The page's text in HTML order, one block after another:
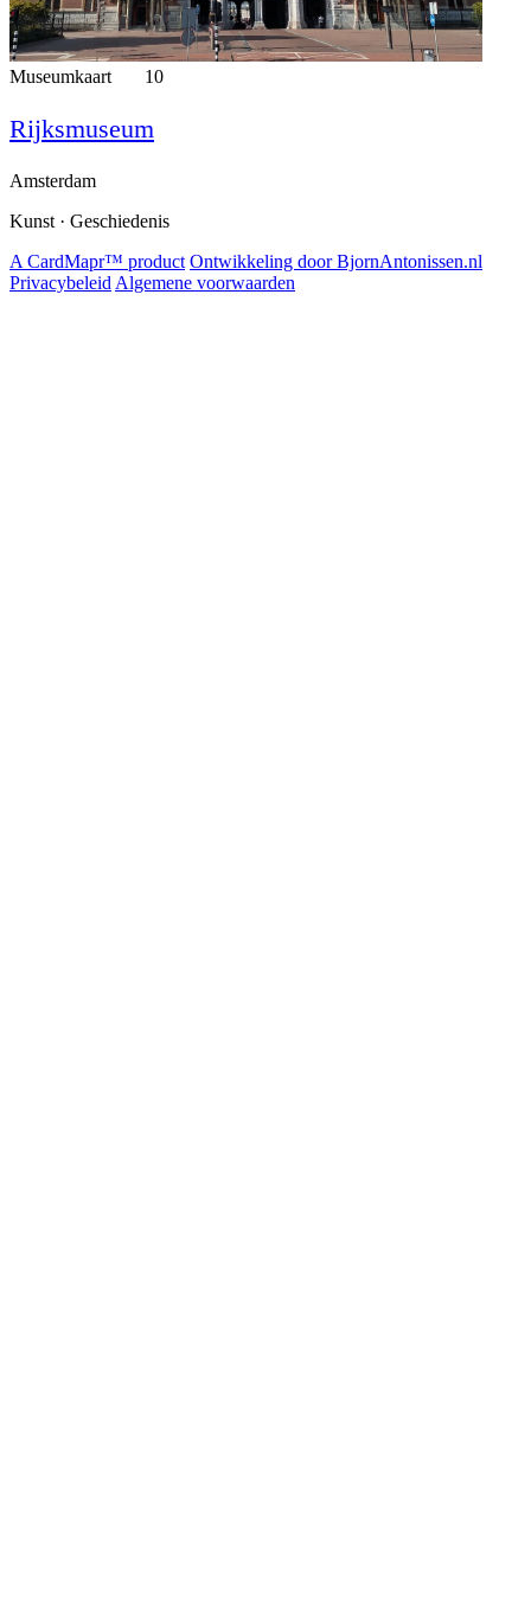
Museumkaart 10
Rijksmuseum
Amsterdam
Kunst · Geschiedenis
A CardMapr™ product Ontwikkeling door BjornAntonissen.nl
Privacybeleid Algemene voorwaarden